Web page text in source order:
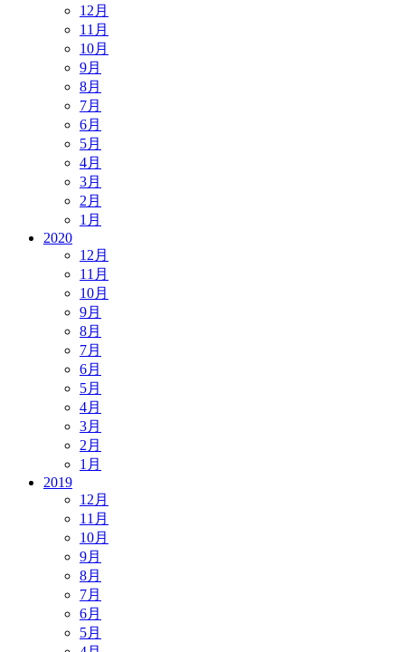
12月
11月
10月
9月
8月
7月
6月
5月
4月
3月
2月
1月
2020
12月
11月
10月
9月
8月
7月
6月
5月
4月
3月
2月
1月
2019
12月
11月
10月
9月
8月
7月
6月
5月